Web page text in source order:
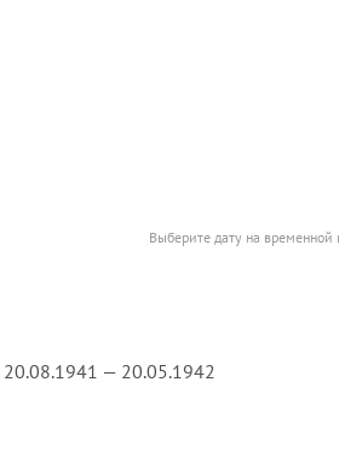
Выберите дату на
20.08.1941 — 20.05.1942